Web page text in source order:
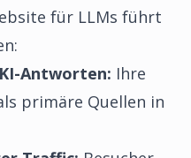
für LLMs führt
Antworten: Ihre
primäre Quellen in